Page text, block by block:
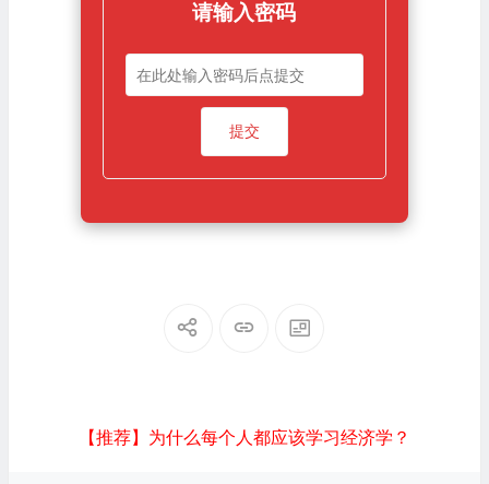
请输入密码
【推荐】为什么每个人都应该学习经济学？